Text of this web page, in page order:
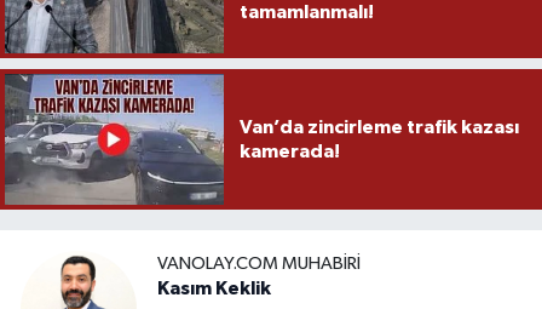
tamamlanmalı!
Van’da zincirleme trafik kazası
kamerada!
VANOLAY.COM MUHABIRI
Kasım Keklik